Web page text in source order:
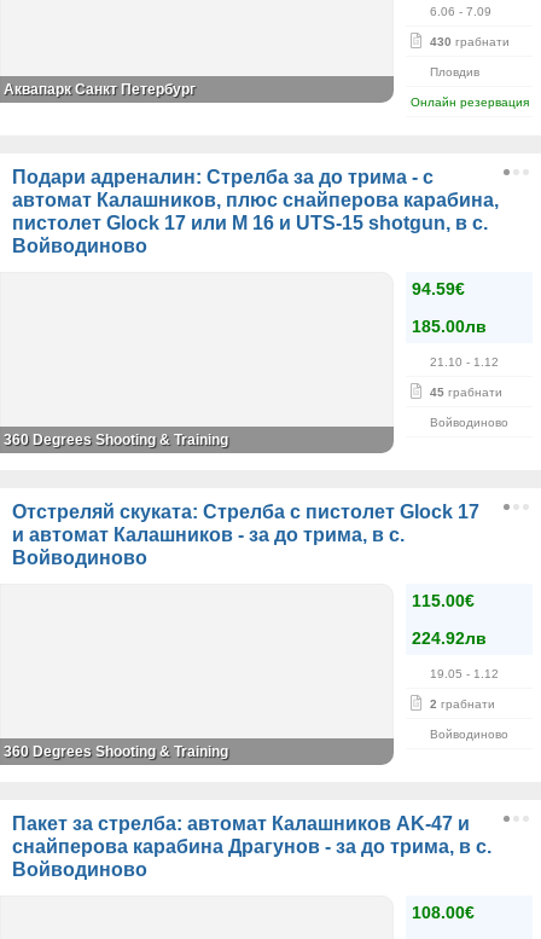
6.06 - 7.09
430 грабнати
Пловдив
Онлайн резервация
Аквапарк Санкт Петербург
Подари адреналин: Стрелба за до трима - с
автомат Калашников, плюс снайперова карабина,
пистолет Glock 17 или M 16 и UTS-15 shotgun, в с.
Войводиново
94.59€
185.00лв
21.10 - 1.12
45 грабнати
Войводиново
360 Degrees Shooting & Training
Отстреляй скуката: Стрелба с пистолет Glock 17
и автомат Калашников - за до трима, в с.
Войводиново
115.00€
224.92лв
19.05 - 1.12
2 грабнати
Войводиново
360 Degrees Shooting & Training
Пакет за стрелба: автомат Калашников AK-47 и
снайперова карабина Драгунов - за до трима, в с.
Войводиново
108.00€